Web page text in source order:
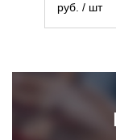
руб. / шт